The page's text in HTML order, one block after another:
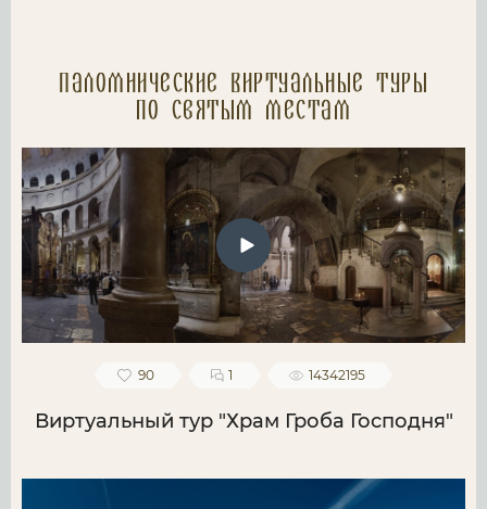
Паломнические Виртуальные туры
по святым местам
90 1 14342195
Виртуальный тур "Храм Гроба Господня"